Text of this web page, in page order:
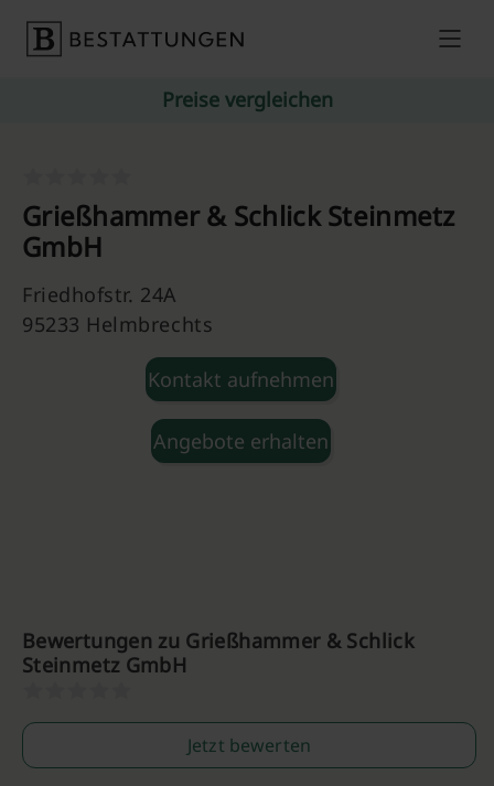
Preise vergleichen
Grießhammer & Schlick Steinmetz
GmbH
Friedhofstr. 24A
95233 Helmbrechts
Kontakt aufnehmen
Angebote erhalten
Bewertungen zu Grießhammer & Schlick
Steinmetz GmbH
Jetzt bewerten